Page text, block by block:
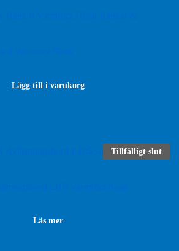
Lägg till i varukorg
Tillfälligt slut
Läs mer